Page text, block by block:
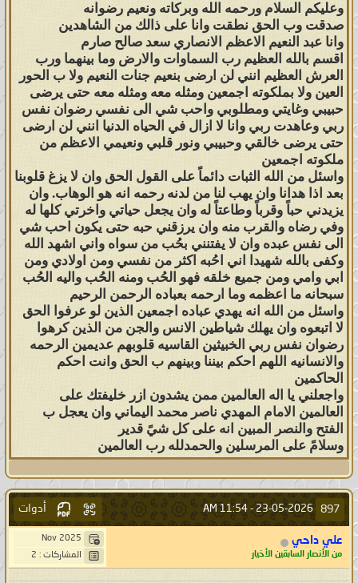
وعليكم السلام ورحمه الله وبركاته ونعيم رضوانه
صدقت وب الحق نطقت وانا على ذالك من الشاهدين
وانا عبد النعيم الاعظم الانصاري سعد صالح صارم
اقسم بالله العظيم رب السماوات والارض وما بينهما ورب
العرش العظيم انني لن ارضى بنعيم جنات النعيم ولا ب الحور
العين ولا بملكوته اجمعين ومثله معه ومثله معه حتى يرضى
حبيبي وغايتي ومطلوبي واحب شي الى نفسي رضوان نفس
ربي وعاهدت ربي وانا لا ازال في الحياه الدنيا انني لن ارضى
حتى يرضى خالقي وحبيبي ونور قلبي ونعيمي الاعظم من
ملكوته اجمعين
واسئل من الله الثبات دائماً على القول الحق وان لا يزغ قلوبنا
بعد اذا هدانا وان يهب لنا من لدنه رحمه انه هو الوهاب. وان
يزيدني حباً وقرباً وطاعتاً له وان يجعل حياتي واخرتي كلها له
وفي رضاه والقرب منه وان يرزقني حبه حتى يكون احب شي
الى نفس عبده وان لا يفتنني بحُب من سواه واني اشهد الله
وكفى بالله شهيدا اني احُبه اكثر من نفسي ومن اولادي ومن
ابي وامي ومن جميع خلقه فهو الحُب ومنه الحُب واليه الحُب
سبحانه ما اعظمه وما ارحمه بعباده الرحمن الرحيم
واسئل من الله انه يهدي عباده اجمعين الذين لو عرفوا الحق
لا اتبعوه وان يهلك شياطين الانس والجن من الذين كرهوا
رضوان نفس ربي الخبيثين القاسيه قلوبهم عديمين الرحمه
والانسانيه اللهم احكم بيننا وبينهم ب الحق وانت احكم
الحاكمين
واجعلني يا اله العالمين ممن يشدون ازر خليفتك على
العالمين الامام المهدي ناصر محمد اليماني وان يعجل ب
الفتح والنصر المبين انه على كل شيً قدير
وسلامً على المرسلين والحمدلله رب العالمين
897
23-05-2026 -
11:54 AM أدوات
علي داحي
من الأنصار السابقين الأخيار
Nov 2025
المشاركات : 2